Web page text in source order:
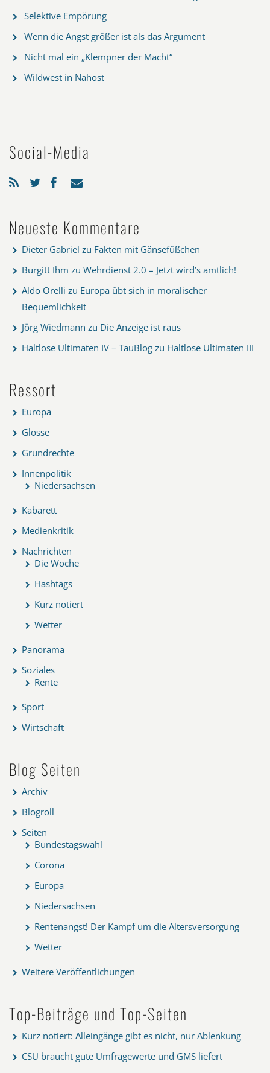
Selektive Empörung
Wenn die Angst größer ist als das Argument
Nicht mal ein „Klempner der Macht“
Wildwest in Nahost
Social-Media
Neueste Kommentare
Dieter Gabriel zu Fakten mit Gänsefüßchen
Burgitt Ihm zu Wehrdienst 2.0 – Jetzt wird’s amtlich!
Aldo Orelli zu Europa übt sich in moralischer
Bequemlichkeit
Jörg Wiedmann zu Die Anzeige ist raus
Haltlose Ultimaten IV – TauBlog zu Haltlose Ultimaten III
Ressort
Europa
Glosse
Grundrechte
Innenpolitik
Niedersachsen
Kabarett
Medienkritik
Nachrichten
Die Woche
Hashtags
Kurz notiert
Wetter
Panorama
Soziales
Rente
Sport
Wirtschaft
Blog Seiten
Archiv
Blogroll
Seiten
Bundestagswahl
Corona
Europa
Niedersachsen
Rentenangst! Der Kampf um die Altersversorgung
Wetter
Weitere Veröffentlichungen
Top-Beiträge und Top-Seiten
Kurz notiert: Alleingänge gibt es nicht, nur Ablenkung
CSU braucht gute Umfragewerte und GMS liefert